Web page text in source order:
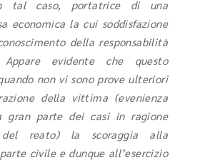
tal caso, portatrice di una
economica la cui soddisfazione
della responsabilità
Appare evidente che questo
non vi sono prove ulteriori
della vittima (evenienza
gran parte dei casi in ragione
reato) la scoraggia alla
civile e dunque all’esercizio